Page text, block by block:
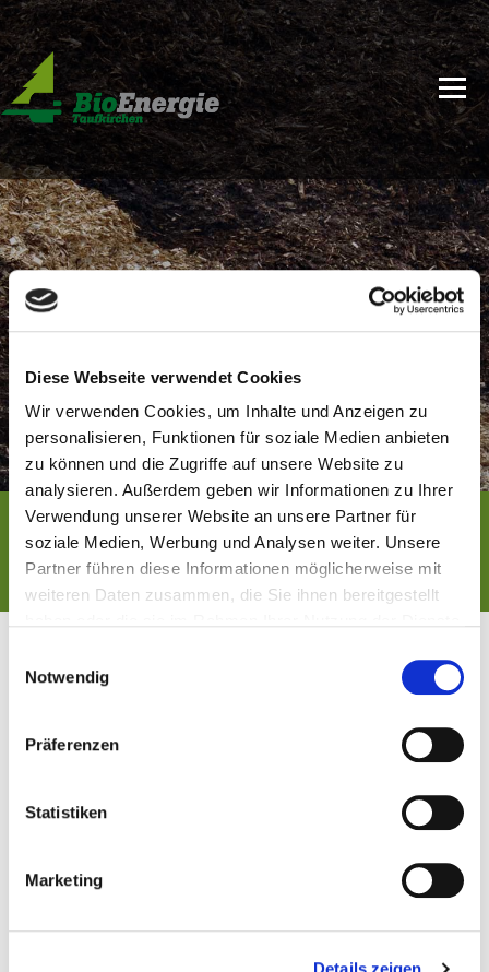
Diese Webseite verwendet Cookies
Wir verwenden Cookies, um Inhalte und Anzeigen zu
personalisieren, Funktionen für soziale Medien anbieten
zu können und die Zugriffe auf unsere Website zu
analysieren. Außerdem geben wir Informationen zu Ihrer
Verwendung unserer Website an unsere Partner für
soziale Medien, Werbung und Analysen weiter. Unsere
Partner führen diese Informationen möglicherweise mit
weiteren Daten zusammen, die Sie ihnen bereitgestellt
Notwendig
Präferenzen
Statistiken
Marketing
FERNWÄRMEVERSORGUNG
Ab sofort kümmern sich die
Stadtwerke München (SWM) um die
umweltfreundliche und zuverlässige